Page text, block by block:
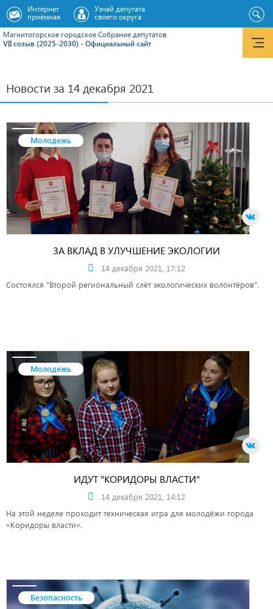
Магнитогорское городское Cобрание депутатов
VII созыв (2025-2030) - Официальный сайт
Интернет
приёмная
Узнай депутата
своего округа
Новости за 14 декабря 2021
Молодежь
ЗА ВКЛАД В УЛУЧШЕНИЕ ЭКОЛОГИИ
14 декабря 2021, 17:12
Состоялся "Второй региональный слёт экологических волонтёров".
Молодежь
ИДУТ "КОРИДОРЫ ВЛАСТИ"
14 декабря 2021, 14:12
На этой неделе проходит техническая игра для молодёжи города
«Коридоры власти».
Безопасность